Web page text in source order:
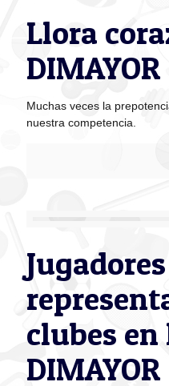
Llora
DIMAYOR
Muchas veces la
nuestra competencia.
clubes en
DIMAYOR